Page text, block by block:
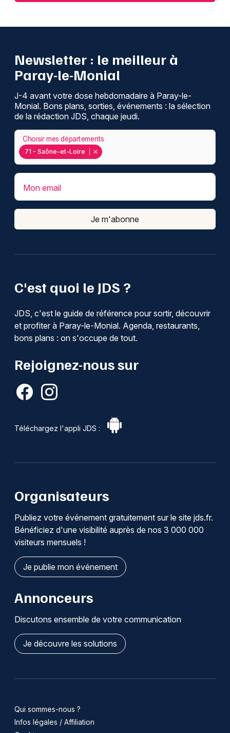
C'est quoi le JDS ?
JDS, c'est le guide de référence pour sortir, découvrir
et profiter à Paray-le-Monial. Agenda, restaurants,
bons plans : on s'occupe de tout.
Rejoignez-nous sur
Téléchargez l'appli JDS :
Newsletter : le meilleur à
Paray-le-Monial
J-4 avant votre dose hebdomadaire à Paray-le-
Monial. Bons plans, sorties, événements : la sélection
de la rédaction JDS, chaque jeudi.
71 - Saône-et-Loire
Choisir mes départements
Mon email
Je m'abonne
Organisateurs
Publiez votre événement gratuitement sur le site jds.fr.
Bénéficiez d'une visibilité auprès de nos 3 000 000
visiteurs mensuels !
Je publie mon événement
Annonceurs
Discutons ensemble de votre communication
Je découvre les solutions
Qui sommes-nous ?
Infos légales / Affiliation